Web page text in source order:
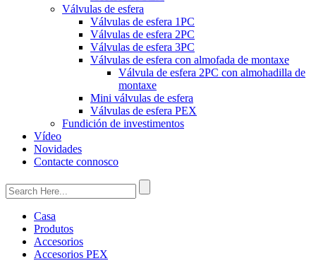
Válvulas de esfera
Válvulas de esfera 1PC
Válvulas de esfera 2PC
Válvulas de esfera 3PC
Válvulas de esfera con almofada de montaxe
Válvula de esfera 2PC con almohadilla de
montaxe
Mini válvulas de esfera
Válvulas de esfera PEX
Fundición de investimentos
Vídeo
Novidades
Contacte connosco
Casa
Produtos
Accesorios
Accesorios PEX